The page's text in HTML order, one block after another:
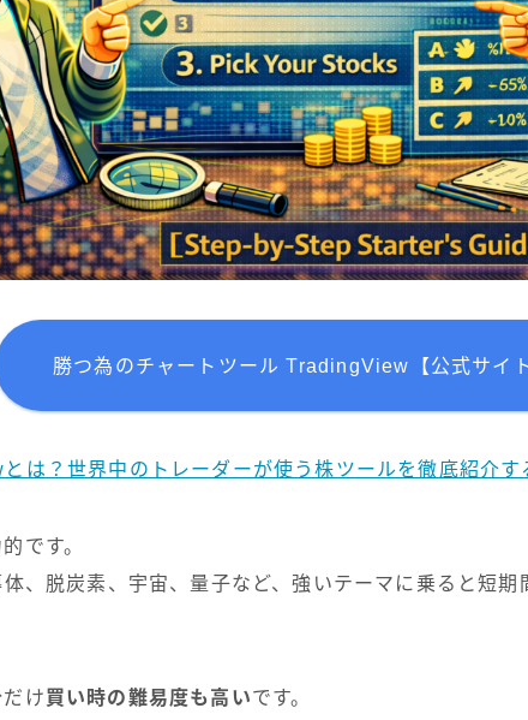
勝つ為のチャートツール TradingView【公式サイト
は？世界中のトレーダーが使う株ツールを徹底紹介す
です。
、脱炭素、宇宙、量子など、強いテーマに乗ると短期
け買い時の難易度も高いです。